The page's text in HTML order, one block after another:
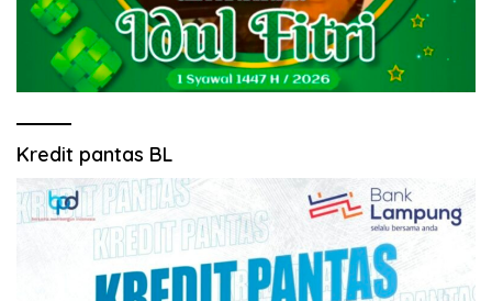
Kredit pantas BL